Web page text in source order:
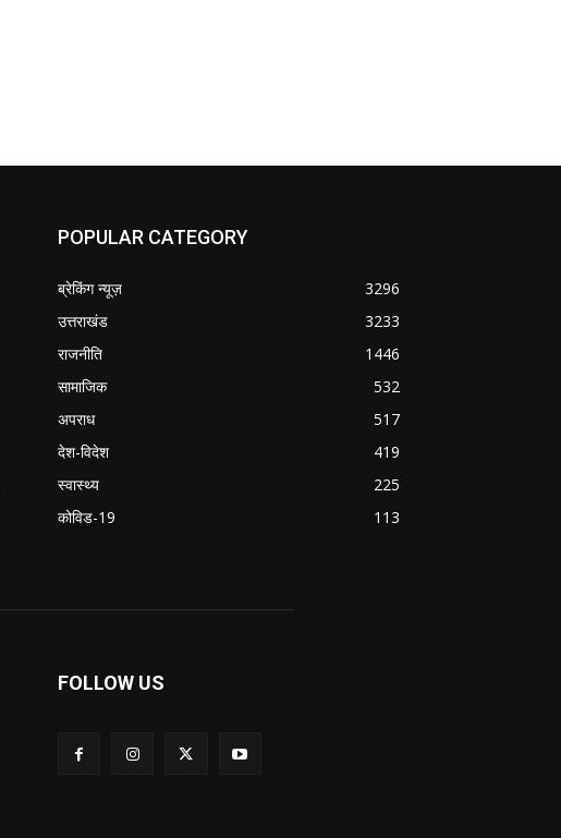
POPULAR CATEGORY
ब्रेकिंग न्यूज़
3296
उत्तराखंड
3233
राजनीति
1446
सामाजिक
532
अपराध
517
देश-विदेश
419
स्वास्थ्य
225
कोविड-19
113
FOLLOW US